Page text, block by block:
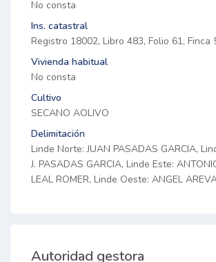
No consta
Ins. catastral
Registro 18002, Libro 483, Folio 61, Finca
Vivienda habitual
No consta
Cultivo
SECANO AOLIVO
Delimitación
Linde Norte: JUAN PASADAS GARCIA,
J. PASADAS GARCIA, Linde Este:
LEAL ROMER, Linde Oeste: ANGEL
Autoridad gestora